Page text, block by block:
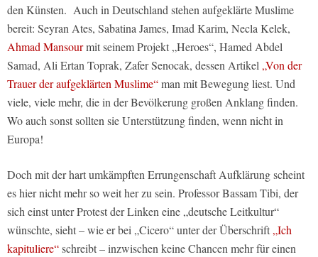
den Künsten. Auch in Deutschland stehen aufgeklärte Muslime
bereit: Seyran Ates, Sabatina James, Imad Karim, Necla Kelek,
Ahmad Mansourmit seinem Projekt „Heroes“, Hamed Abdel
Samad, Ali Ertan Toprak, Zafer Senocak, dessen Artikel„Von der
Trauer der aufgeklärten Muslime“man mit Bewegung liest. Und
viele, viele mehr, die in der Bevölkerung großen Anklang finden.
Wo auch sonst sollten sie Unterstützung finden, wenn nicht in
Europa!
Doch mit der hart umkämpften Errungenschaft Aufklärung scheint
es hier nicht mehr so weit her zu sein. Professor Bassam Tibi, der
sich einst unter Protest der Linken eine „deutsche Leitkultur“
wünschte, sieht – wie er bei „Cicero“ unter der Überschrift„Ich
kapituliere“schreibt – inzwischen keine Chancen mehr für einen